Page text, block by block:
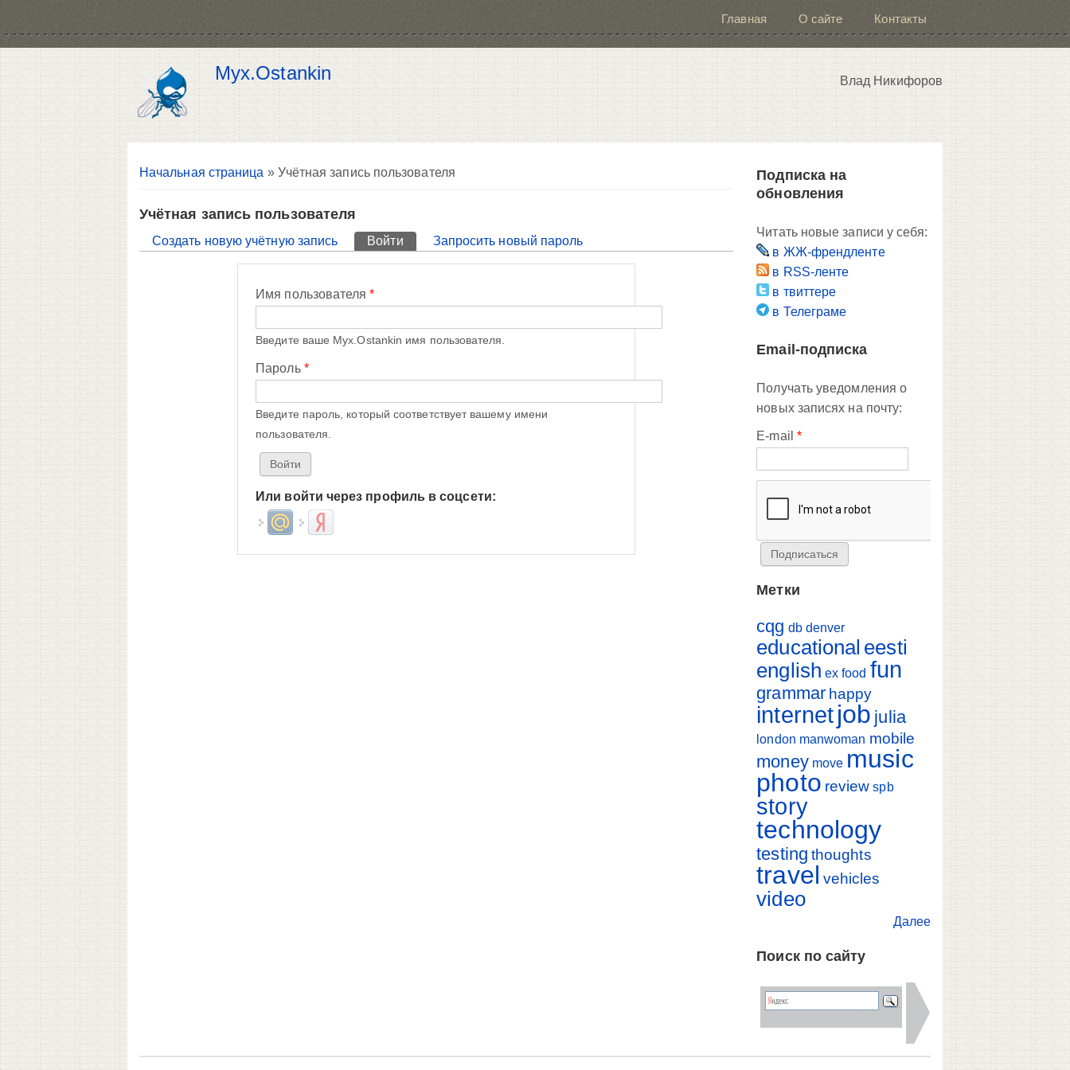
Главная О сайте Контакты
Myx.Ostankin Влад Никифоров
Вы здесь
Начальная страница » Учётная запись пользователя
Учётная запись пользователя
Главные вкладки
Создать новую учётную запись Войти (активная вкладка)
Запросить новый пароль
Имя пользователя*
Введите ваше Myx.Ostankin имя пользователя.
Пароль *
Введите пароль, который соответствует вашему имени
пользователя.
Или войти через профиль в соцсети:
Login with Mail.ruLogin with Яндекс
Подписка на
обновления
Читать новые записи у себя:
в ЖЖ-френдленте
в RSS-ленте
в твиттере
в Телеграме
Email-подписка
Получать уведомления о
новых записях на почту:
E-mail *
Метки
cqg db denver
educational eesti
english ex food fun
grammar happy
internetjob julia
london manwoman mobile
money move music
photo review spb
story
technology
testing thoughts
travel vehicles
video
Далее
Поиск по сайту